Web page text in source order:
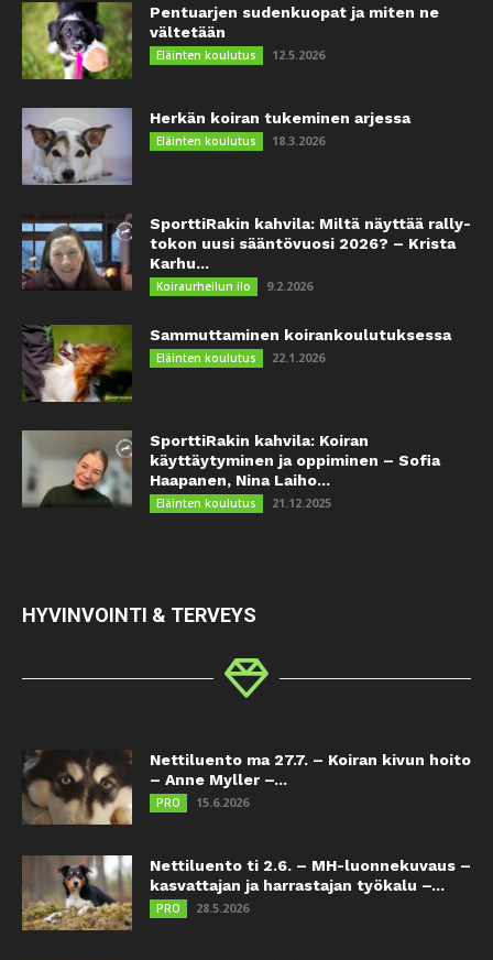
Pentuarjen sudenkuopat ja miten ne
vältetään
Eläinten koulutus 12.5.2026
Herkän koiran tukeminen arjessa
Eläinten koulutus 18.3.2026
SporttiRakin kahvila: Miltä näyttää rally-
tokon uusi sääntövuosi 2026? – Krista
Karhu...
Koiraurheilun ilo 9.2.2026
Sammuttaminen koirankoulutuksessa
Eläinten koulutus 22.1.2026
SporttiRakin kahvila: Koiran
käyttäytyminen ja oppiminen – Sofia
Haapanen, Nina Laiho...
Eläinten koulutus 21.12.2025
HYVINVOINTI & TERVEYS
Nettiluento ma 27.7. – Koiran kivun hoito
– Anne Myller –...
PRO 15.6.2026
Nettiluento ti 2.6. – MH-luonnekuvaus –
kasvattajan ja harrastajan työkalu –...
PRO 28.5.2026